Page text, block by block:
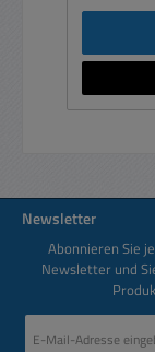
Newsletter
Abonnieren Sie
Newsletter und
Mail-